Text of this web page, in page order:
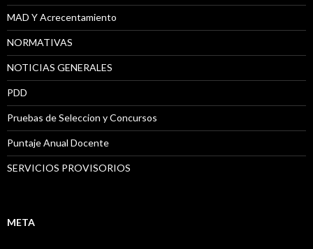
MAD Y Acrecentamiento
NORMATIVAS
NOTICIAS GENERALES
PDD
Pruebas de Seleccion y Concursos
Puntaje Anual Docente
SERVICIOS PROVISORIOS
META